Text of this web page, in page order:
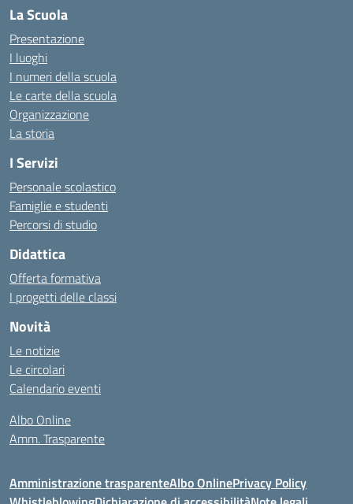
La Scuola
Presentazione
I luoghi
I numeri della scuola
Le carte della scuola
Organizzazione
La storia
I Servizi
Personale scolastico
Famiglie e studenti
Percorsi di studio
Didattica
Offerta formativa
I progetti delle classi
Novità
Le notizie
Le circolari
Calendario eventi
Albo Online
Amm. Trasparente
Amministrazione trasparenteAlbo OnlinePrivacy Policy